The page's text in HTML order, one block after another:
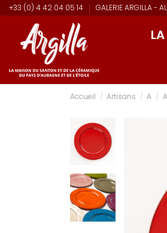
+33 (0) 4 42 04 05 14 GALERIE ARGILLA -
Accueil Artisans A